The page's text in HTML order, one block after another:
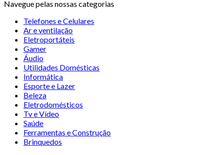
Navegue pelas nossas categorias
Telefones e Celulares
Ar e ventilação
Eletroportáteis
Gamer
Áudio
Utilidades Domésticas
Informática
Esporte e Lazer
Beleza
Eletrodomésticos
Tv e Vídeo
Saúde
Ferramentas e Construção
Brinquedos